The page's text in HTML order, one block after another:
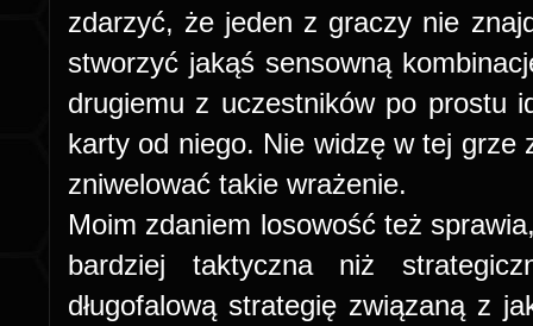
zdarzyć, że jeden z graczy nie
stworzyć jakąś sensowną
drugiemu z uczestników po prostu
karty od niego. Nie widzę w tej grze
zniwelować takie wrażenie.
Moim zdaniem losowość też
bardziej taktyczna niż
długofalową strategię związaną z